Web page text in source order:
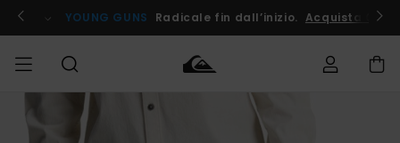
informazioni
prodotto
! YOUNG GUNS Radicale fin dall’inizio. Acquista Ora